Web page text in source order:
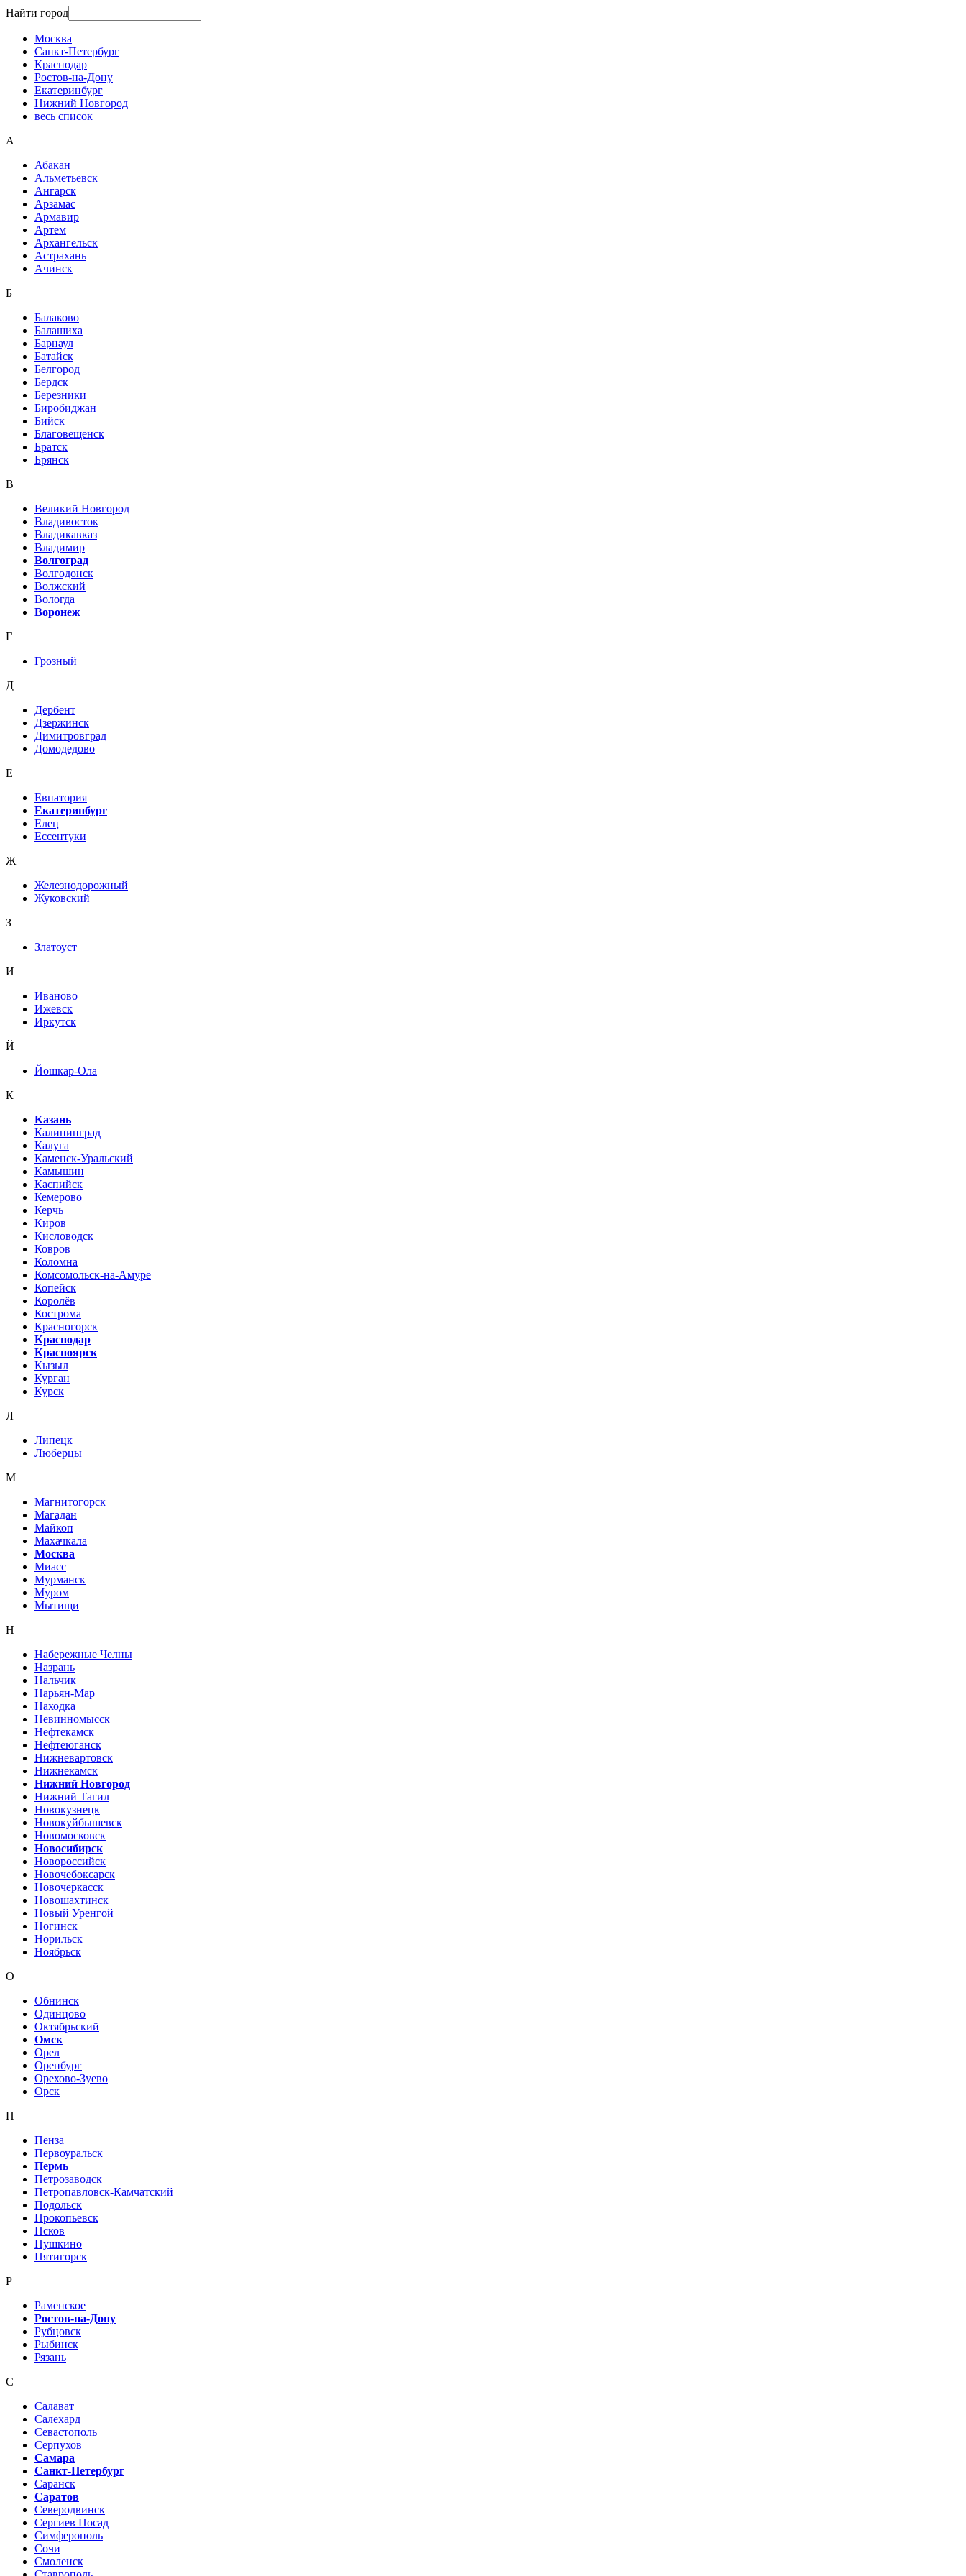
Найти город
Москва
Санкт-Петербург
Краснодар
Ростов-на-Дону
Екатеринбург
Нижний Новгород
весь список
А
Абакан
Альметьевск
Ангарск
Арзамас
Армавир
Артем
Архангельск
Астрахань
Ачинск
Б
Балаково
Балашиха
Барнаул
Батайск
Белгород
Бердск
Березники
Биробиджан
Бийск
Благовещенск
Братск
Брянск
В
Великий Новгород
Владивосток
Владикавказ
Владимир
Волгоград
Волгодонск
Волжский
Вологда
Воронеж
Г
Грозный
Д
Дербент
Дзержинск
Димитровград
Домодедово
Е
Евпатория
Екатеринбург
Елец
Ессентуки
Ж
Железнодорожный
Жуковский
З
Златоуст
И
Иваново
Ижевск
Иркутск
Й
Йошкар-Ола
К
Казань
Калининград
Калуга
Каменск-Уральский
Камышин
Каспийск
Кемерово
Керчь
Киров
Кисловодск
Ковров
Коломна
Комсомольск-на-Амуре
Копейск
Королёв
Кострома
Красногорск
Краснодар
Красноярск
Кызыл
Курган
Курск
Л
Липецк
Люберцы
М
Магнитогорск
Магадан
Майкоп
Махачкала
Москва
Миасс
Мурманск
Муром
Мытищи
Н
Набережные Челны
Назрань
Нальчик
Нарьян-Мар
Находка
Невинномысск
Нефтекамск
Нефтеюганск
Нижневартовск
Нижнекамск
Нижний Новгород
Нижний Тагил
Новокузнецк
Новокуйбышевск
Новомосковск
Новосибирск
Новороссийск
Новочебоксарск
Новочеркасск
Новошахтинск
Новый Уренгой
Ногинск
Норильск
Ноябрьск
О
Обнинск
Одинцово
Октябрьский
Омск
Орел
Оренбург
Орехово-Зуево
Орск
П
Пенза
Первоуральск
Пермь
Петрозаводск
Петропавловск-Камчатский
Подольск
Прокопьевск
Псков
Пушкино
Пятигорск
Р
Раменское
Ростов-на-Дону
Рубцовск
Рыбинск
Рязань
С
Салават
Салехард
Севастополь
Серпухов
Самара
Санкт-Петербург
Саранск
Саратов
Северодвинск
Сергиев Посад
Симферополь
Сочи
Смоленск